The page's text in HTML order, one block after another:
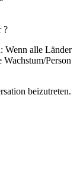
?
Wenn alle Länder
Person
beizutreten.